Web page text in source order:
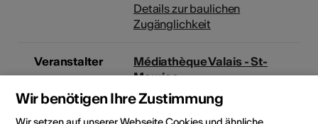
Details zur baulichen
Zugänglichkeit
Veranstalter
Médiathèque Valais - St-
Maurice
Avenue du Simplon 6
1890 St-Maurice
Wir benötigen Ihre Zustimmung